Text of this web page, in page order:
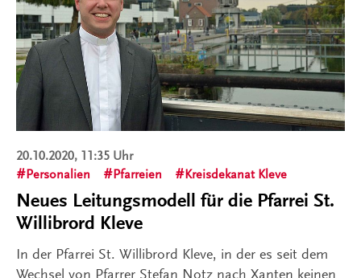
20.10.2020, 11:35 Uhr
Personalien
Pfarreien Kreisdekanat Kleve
Neues Leitungsmodell für die Pfarrei St.
Willibrord Kleve
In der Pfarrei St. Willibrord Kleve, in der es seit dem
Wechsel von Pfarrer Stefan Notz nach Xanten keinen